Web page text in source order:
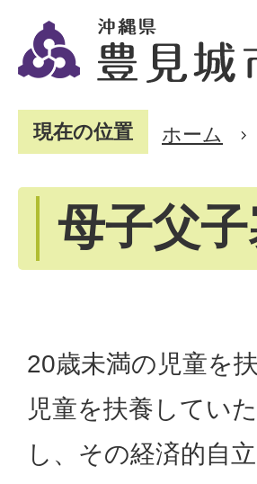
現在の位置 ホーム
母子父
20歳未満の児童を
児童を扶養してい
し、その経済的自